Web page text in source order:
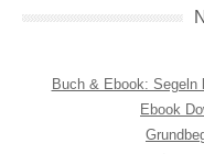
Buch & Ebook: Segeln
Ebook